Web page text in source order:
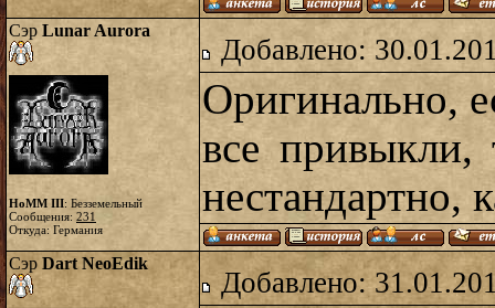
Сэр Lunar Aurora
HoMM III: Безземельный
Сообщения: 231
Откуда: Германия
Добавлено:
Оригинально,
все
нестандартно,
Сэр Dart NeoEdik
Добавлено: